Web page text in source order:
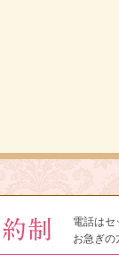
電話はセ
お急ぎの